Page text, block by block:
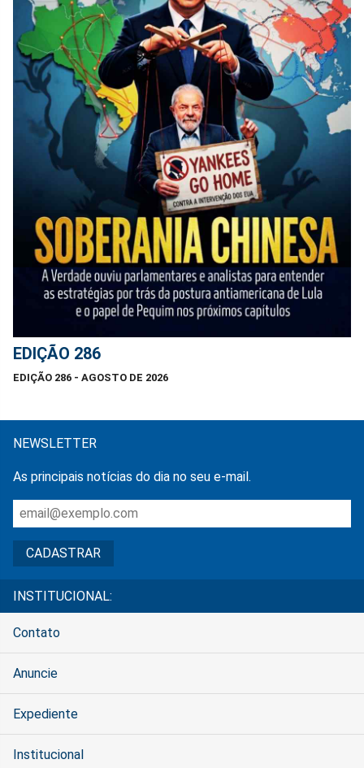
EDIÇÃO 286
EDIÇÃO 286 - AGOSTO DE 2026
NEWSLETTER
As principais notícias do dia no seu e-mail.
INSTITUCIONAL:
Contato
Anuncie
Expediente
Institucional